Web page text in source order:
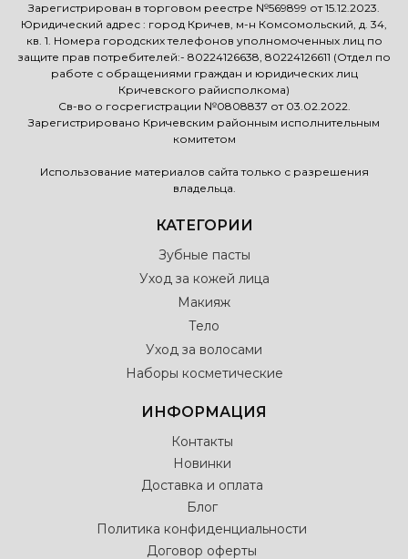
Зарегистрирован в торговом реестре №569899 от 15.12.2023.
Юридический адрес : город Кричев, м-н Комсомольский, д. 34,
кв. 1. Номера городских телефонов уполномоченных лиц по
защите прав потребителей:- 80224126638, 80224126611 (Отдел по
работе с обращениями граждан и юридических лиц
Кричевского райисполкома)
Св-во о госрегистрации №0808837 от 03.02.2022.
Зарегистрировано Кричевским районным исполнительным
комитетом
Использование материалов сайта только с разрешения
владельца.
КАТЕГОРИИ
Зубные пасты
Уход за кожей лица
Макияж
Тело
Уход за волосами
Наборы косметические
ИНФОРМАЦИЯ
Контакты
Новинки
Доставка и оплата
Блог
Политика конфиденциальности
Договор оферты